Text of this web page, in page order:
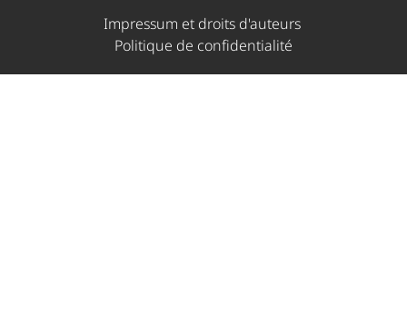
Impressum et droits d'auteurs ​
Politique de confidentialité​